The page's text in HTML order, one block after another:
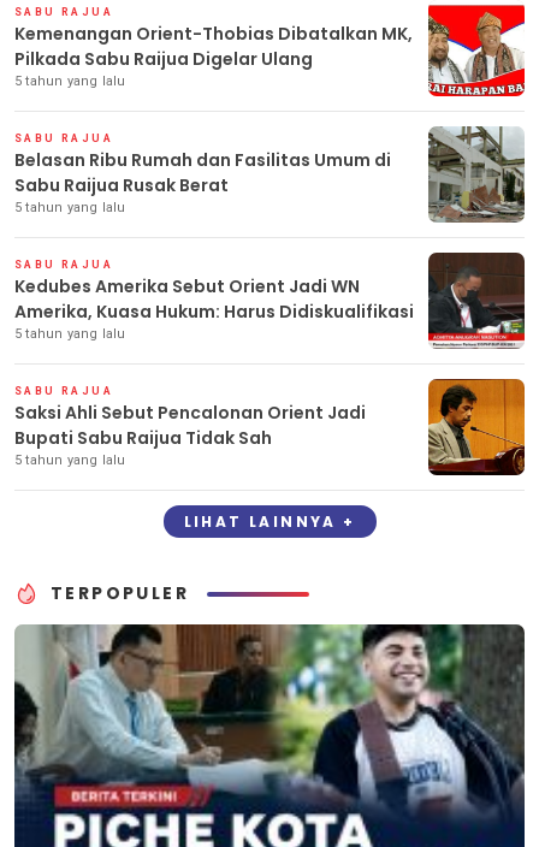
SABU RAJUA
Kemenangan Orient-Thobias Dibatalkan MK,
Pilkada Sabu Raijua Digelar Ulang
5 tahun yang lalu
SABU RAJUA
Belasan Ribu Rumah dan Fasilitas Umum di
Sabu Raijua Rusak Berat
5 tahun yang lalu
SABU RAJUA
Kedubes Amerika Sebut Orient Jadi WN
Amerika, Kuasa Hukum: Harus Didiskualifikasi
5 tahun yang lalu
SABU RAJUA
Saksi Ahli Sebut Pencalonan Orient Jadi
Bupati Sabu Raijua Tidak Sah
5 tahun yang lalu
LIHAT LAINNYA +
TERPOPULER